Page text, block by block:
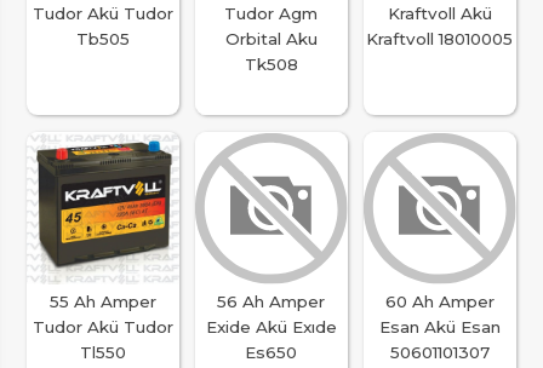
Tudor Akü Tudor
Tb505
Tudor Agm
Orbital Aku
Tk508
Kraftvoll Akü
Kraftvoll 18010005
55 Ah Amper
Tudor Akü Tudor
Tl550
56 Ah Amper
Exide Akü Exıde
Es650
60 Ah Amper
Esan Akü Esan
50601101307